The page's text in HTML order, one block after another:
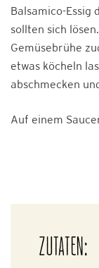
Balsamico-Essig
sollten sich
Gemüsebrühe
etwas köcheln
abschmecken
Auf einem
ZUTATEN: